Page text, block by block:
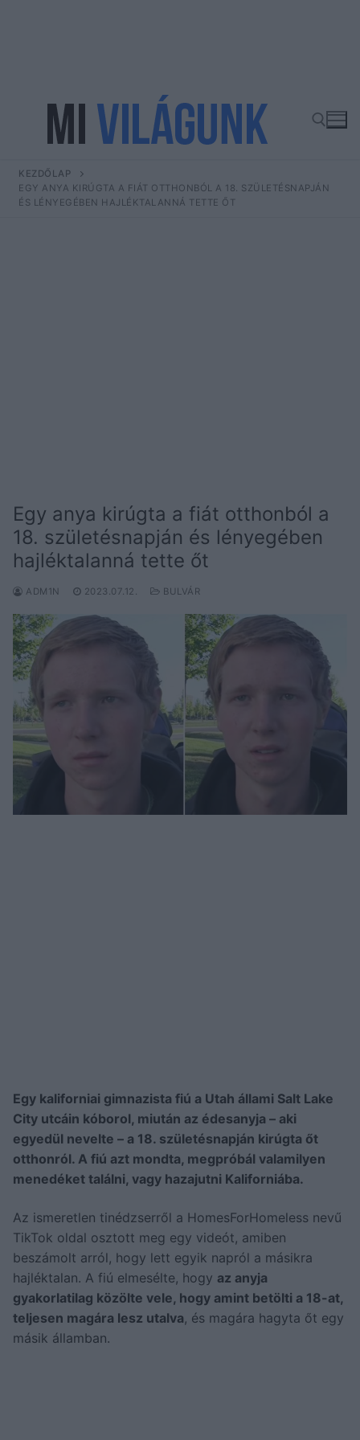
tartalomra
Keresése:
KEZDŐLAP
EGY ANYA KIRÚGTA A FIÁT OTTHONBÓL A 18. SZÜLETÉSNAPJÁN
ÉS LÉNYEGÉBEN HAJLÉKTALANNÁ TETTE ŐT
Egy anya kirúgta a fiát otthonból a
18. születésnapján és lényegében
hajléktalanná tette őt
ADM1N 2023.07.12. BULVÁR
Egy kaliforniai gimnazista fiú a Utah állami Salt Lake
City utcáin kóborol, miután az édesanyja – aki
egyedül nevelte – a 18. születésnapján kirúgta őt
otthonról. A fiú azt mondta, megpróbál valamilyen
menedéket találni, vagy hazajutni Kaliforniába.
Az ismeretlen tinédzserről a HomesForHomeless nevű
TikTok oldal osztott meg egy videót, amiben
beszámolt arról, hogy lett egyik napról a másikra
hajléktalan. A fiú elmesélte, hogy az anyja
gyakorlatilag közölte vele, hogy amint betölti a 18-at,
teljesen magára lesz utalva, és magára hagyta őt egy
másik államban.